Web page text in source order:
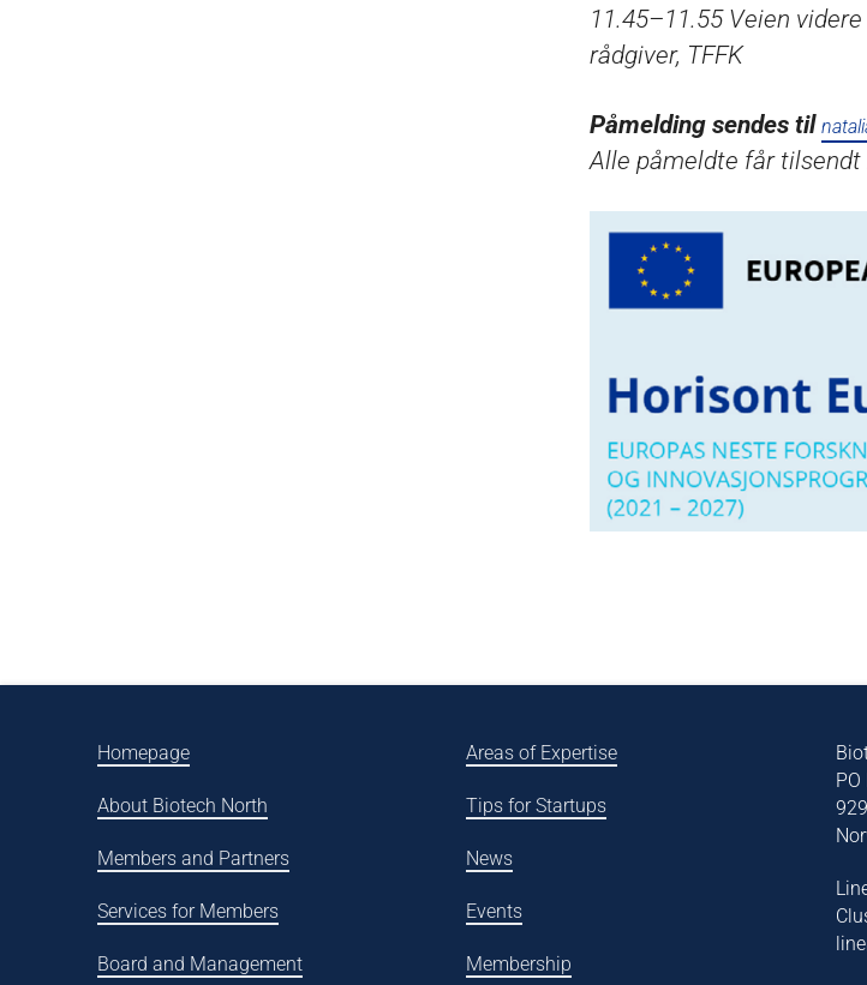
11.45–11.55 Veien
rådgiver, TFFK
Påmelding sendes til
Alle påmeldte får
Homepage
About Biotech North
Members and Partners
Services for Members
Board and Management
Areas of Expertise
Tips for Startups
News
Events
Membership